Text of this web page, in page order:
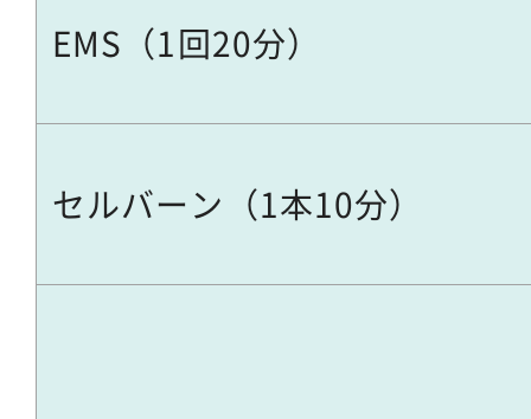
EMS（1回20分）
セルバーン（1本10分）